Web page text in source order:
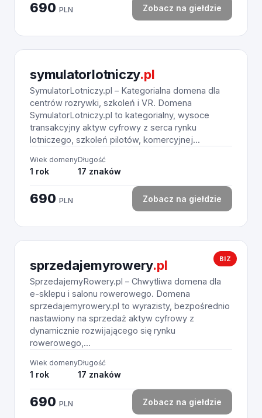
690 PLN Zobacz na giełdzie
symulatorlotniczy.pl
SymulatorLotniczy.pl – Kategorialna domena dla
centrów rozrywki, szkoleń i VR. Domena
SymulatorLotniczy.pl to kategorialny, wysoce
transakcyjny aktyw cyfrowy z serca rynku
lotniczego, szkoleń pilotów, komercyjnej...
Wiek domeny
1 rok
Długość
17 znaków
690 PLN Zobacz na giełdzie
BIZ
sprzedajemyrowery.pl
SprzedajemyRowery.pl – Chwytliwa domena dla
e-sklepu i salonu rowerowego. Domena
sprzedajemyrowery.pl to wyrazisty, bezpośrednio
nastawiony na sprzedaż aktyw cyfrowy z
dynamicznie rozwijającego się rynku
rowerowego,...
Wiek domeny
1 rok
Długość
17 znaków
690 PLN Zobacz na giełdzie